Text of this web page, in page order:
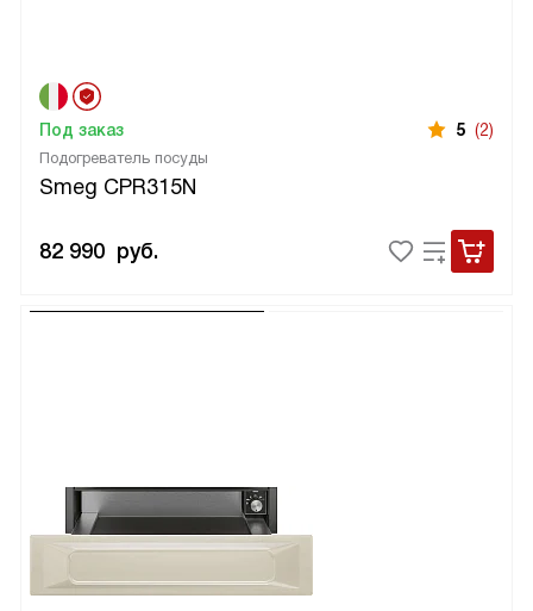
Подогреватель посуды
Smeg CPR315N
Под заказ 5 (2)
82 990 руб.